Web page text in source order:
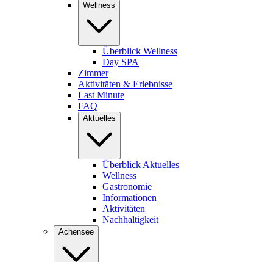
Wellness
Überblick Wellness
Day SPA
Zimmer
Aktivitäten & Erlebnisse
Last Minute
FAQ
Aktuelles
Überblick Aktuelles
Wellness
Gastronomie
Informationen
Aktivitäten
Nachhaltigkeit
Achensee